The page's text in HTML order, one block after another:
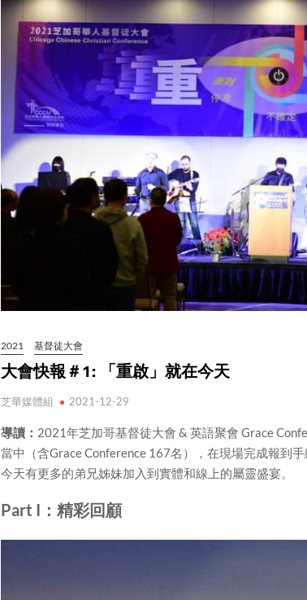
2021 基督徒大會
大會快報＃1: 「重啟」就在今天
芝華媒體組 2021-12-29
導讀： 2021年芝加哥基督徒大會 & 英語聚會 Grace
當中（含Grace Conference 167名），在現場完成報到
今天有更多的弟兄姊妹加入到實體和線上的屬靈盛宴。
Part I：精彩回顧